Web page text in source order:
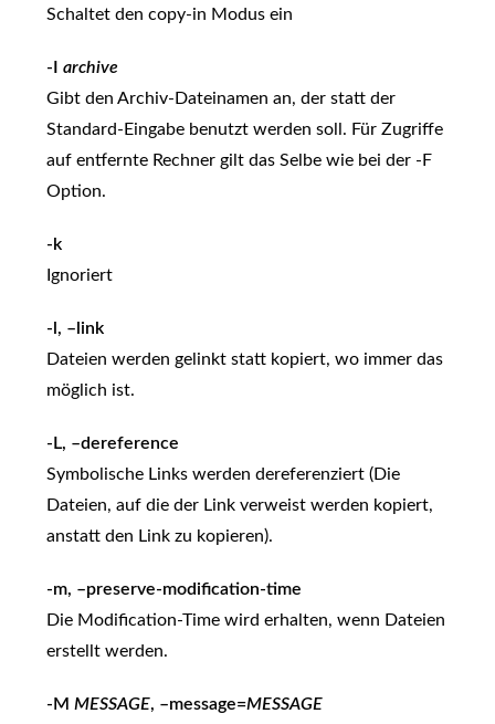
Schaltet den copy-in Modus ein
-Iarchive
Gibt den Archiv-Dateinamen an, der statt der
Standard-Eingabe benutzt werden soll. Für Zugriffe
auf entfernte Rechner gilt das Selbe wie bei der -F
Option.
-k
Ignoriert
-l, –link
Dateien werden gelinkt statt kopiert, wo immer das
möglich ist.
-L, –dereference
Symbolische Links werden dereferenziert (Die
Dateien, auf die der Link verweist werden kopiert,
anstatt den Link zu kopieren).
-m, –preserve-modification-time
Die Modification-Time wird erhalten, wenn Dateien
erstellt werden.
-MMESSAGE, –message=MESSAGE